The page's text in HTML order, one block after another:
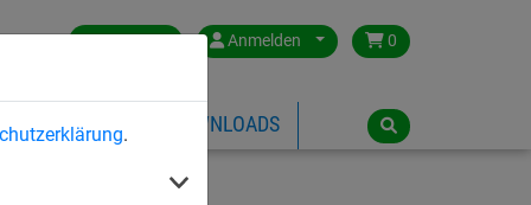
.
Germany Anmelden 0
ÜBER HUCK DOWNLOADS